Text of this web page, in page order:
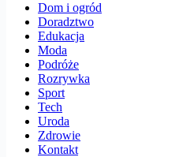
Dom i ogród
Doradztwo
Edukacja
Moda
Podróże
Rozrywka
Sport
Tech
Uroda
Zdrowie
Kontakt